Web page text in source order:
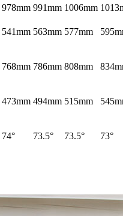
978mm 991mm 1006mm
541mm 563mm 577mm
768mm 786mm 808mm
473mm 494mm 515mm
74° 73.5° 73.5° 73°